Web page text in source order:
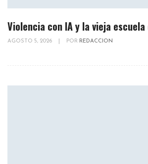
Violencia con IA y la vieja
AGOSTO 5, 2026 POR REDACCION